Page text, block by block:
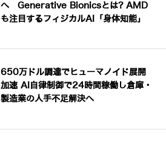
へ Generative Bionicsとは? AMD
も注目するフィジカルAI「身体知能」
650万ドル調達でヒューマノイド展開
加速 AI自律制御で24時間稼働し倉庫・
製造業の人手不足解決へ